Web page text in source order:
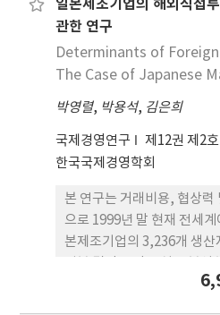
일본제조기업의 해외직접
관한 연구
Determinants of
The Case of Japanese
박영렬, 박용석, 김은희
국제경영연구 제12권 제2호
한국국제경영학회
본 연구는 거래비용, 협상력
으로 1999년 말 현재 전세
본제조기업의 3,236개 생산
르면 거래비용 요인 중 기업